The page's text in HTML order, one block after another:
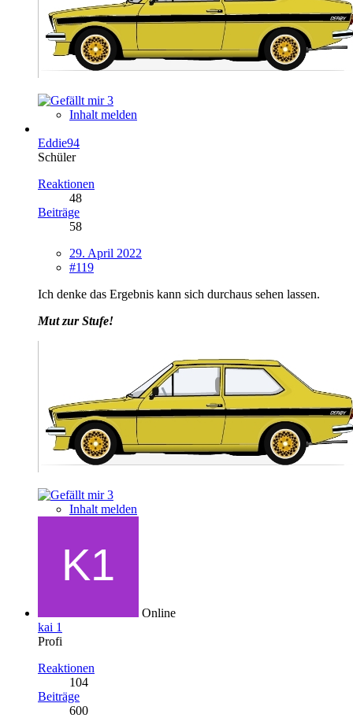
3
Inhalt melden
Eddie94
Schüler
Reaktionen
48
Beiträge
58
29. April 2022
#119
Ich denke das Ergebnis kann sich durchaus sehen lassen.
Mut zur Stufe!
3
Inhalt melden
Online
kai 1
Profi
Reaktionen
104
Beiträge
600